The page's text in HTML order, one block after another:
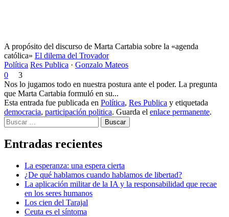
A propósito del discurso de Marta Cartabia sobre la «agenda
católica» El dilema del Trovador
Política Res Publica · Gonzalo Mateos
0
3
Nos lo jugamos todo en nuestra postura ante el poder. La pregunta
que Marta Cartabia formuló en su...
Esta entrada fue publicada en Política, Res Publica y etiquetada
democracia, participación politica. Guarda el enlace permanente.
Buscar
Entradas recientes
La esperanza: una espera cierta
¿De qué hablamos cuando hablamos de libertad?
La aplicación militar de la IA y la responsabilidad que recae
en los seres humanos
Los cien del Tarajal
Ceuta es el síntoma